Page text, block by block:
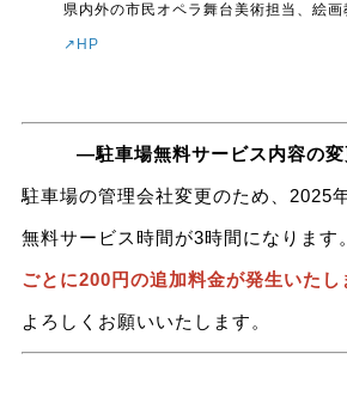
県内外の市民オペラ舞台美術担当、絵画
↗︎HP
―駐車場無料サービス内容の変
駐車場の管理会社変更のため、2025
無料サービス時間が3時間になります。
ごとに200円の追加料金が発生いたし
よろしくお願いいたします。